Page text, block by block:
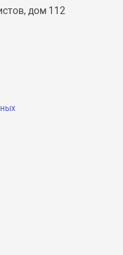
дом 112